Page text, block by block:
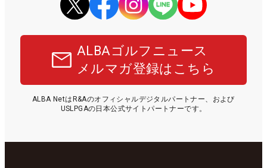
ALBAゴルフニュース
メルマガ登録はこちら
ALBA NetはR&Aのオフィシャルデジタルパートナー、および
USLPGAの日本公式サイトパートナーです。